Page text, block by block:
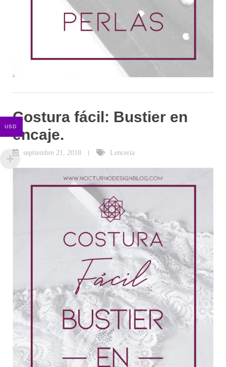
Costura fácil: Bustier en
encaje.
septiembre 21, 2018 Lencería
USD